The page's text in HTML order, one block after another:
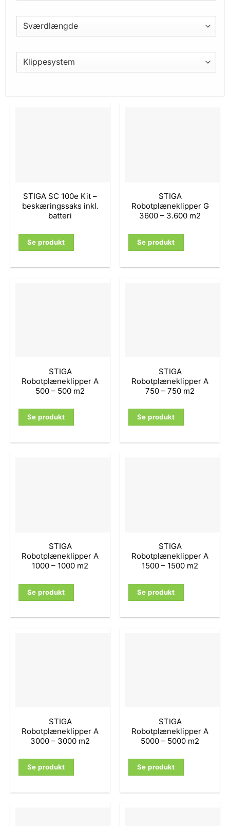
STIGA SC 100e Kit –
beskæringssaks inkl.
batteri
Se produkt
STIGA
Robotplæneklipper G
3600 – 3.600 m2
Se produkt
STIGA
Robotplæneklipper A
500 – 500 m2
Se produkt
STIGA
Robotplæneklipper A
750 – 750 m2
Se produkt
STIGA
Robotplæneklipper A
1000 – 1000 m2
Se produkt
STIGA
Robotplæneklipper A
1500 – 1500 m2
Se produkt
STIGA
Robotplæneklipper A
3000 – 3000 m2
Se produkt
STIGA
Robotplæneklipper A
5000 – 5000 m2
Se produkt